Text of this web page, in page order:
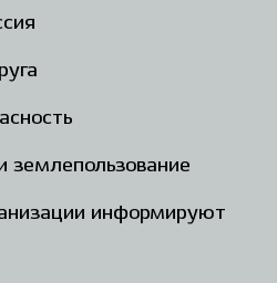
землепользование
информируют